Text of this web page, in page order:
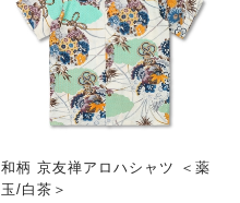
和柄 京友禅アロハシャツ ＜薬
玉/白茶＞